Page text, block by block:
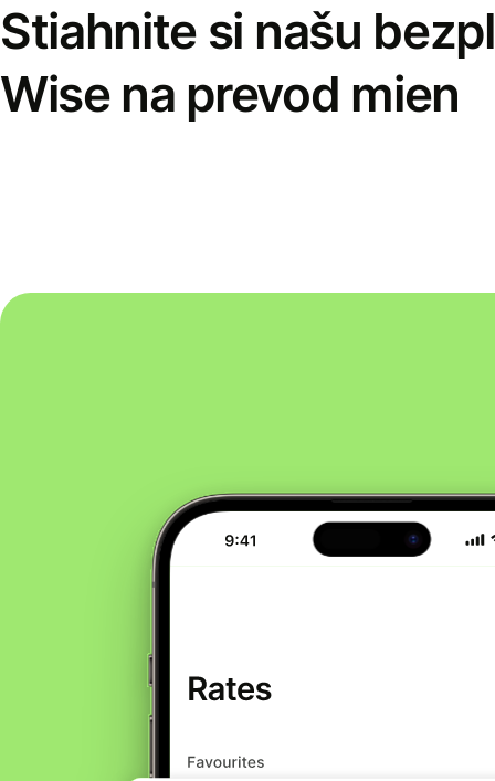
Stiahnite si našu
Wise na prevod mien